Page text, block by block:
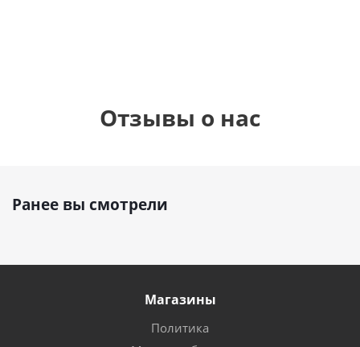
Отзывы о нас
Ранее вы смотрели
Магазины
Политика